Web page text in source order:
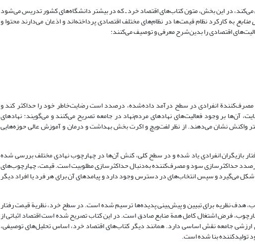
می‌کند، در این بخش، متون کتاب‌های اقتصاد خرد ـ که در بیشتر دانشگاه‌های کشور تدریس می‌شود
به کارکرد نظام قیمت‌ها در نظام‌های مختلف اقتصادی پرداخته‌اند و اذعان می‌دارند محتوا و
اقتصادی را بدین‌‌شرح معرفی و توصیف می‌کنند:
رفتار مصرف‌کننده، لفت‌ویچ و اکرت(1982) می‌گویند: مصرف‌کنندة انفرادی در سطح درآمد داده‌شده، درصدد است رضایت‌خاطر خود را حداکثر کند و
آن‌ها بر وجود فعالیت‌های نهادهای مردم‌نهاد در جامعه تصریح می‌کنند و می‌گویند: نهادهای
واکنش نشان می‌دهند. از نظر لفت‌ویچ و اکرت بخش بهداشت و درمان و آموزش عالی حوزه‌هایی
رفتار بازیگران انفرادی یاد شده و در سطح کلی، کنش آن‌ها در چهارچوب نهادی مختلف بررسی شده
درصدد حداکثرسازی سود و مصرف‌کننده به‌دنبال حداکثرسازی مطلوبیت است. قیمت، چهارچوب‌های
می‌گیرد و سپس انتخاب‌های در دسترس وجود دارد و پیامدهای آن برای هر فرد یا افراد دیگر
(1974) است. در این کتاب، هدف نظریه برای تبیین و پیش‌بینی پدیده‌ها ترسیم شده است. در سطح خرد، نظریة قیمت رفتار
فرض اشتغال کامل همة منابع صادق است. در این کتاب تصریح شده است اقتصاد اثباتی از
جامعه نقش اساسی دارد. همانند دیگر کتاب‌های اقتصاد خرد، اساس تحلیل‌های توصیفی،
بنا شده است.